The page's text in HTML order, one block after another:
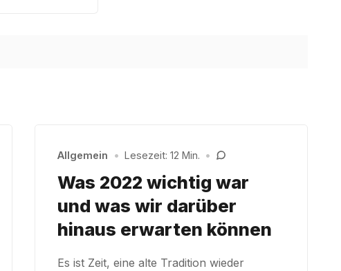
Allgemein • Lesezeit: 12 Min. •
Was 2022 wichtig war
und was wir darüber
hinaus erwarten können
Es ist Zeit, eine alte Tradition wieder